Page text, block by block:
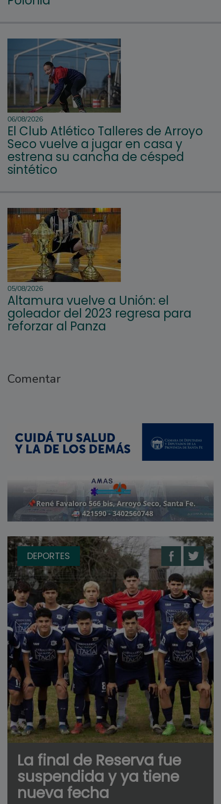
06/08/2026
El Club Atlético Talleres de Arroyo
Seco vuelve a jugar en casa y
estrena su cancha de césped
sintético
05/08/2026
Altamura vuelve a Unión: el
goleador del 2023 regresa para
reforzar al Panza
Comentar
DEPORTES
La final de Reserva fue
suspendida y ya tiene
nueva fecha